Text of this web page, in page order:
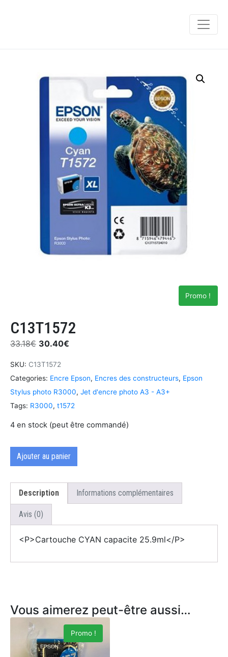
Promo !
C13T1572
33.18€ 30.40€
SKU: C13T1572
Categories: Encre Epson, Encres des constructeurs, Epson
Stylus photo R3000, Jet d'encre photo A3 - A3+
Tags: R3000, t1572
4 en stock (peut être commandé)
Ajouter au panier
Description Informations complémentaires
Avis (0)
<P>Cartouche CYAN capacite 25.9ml</P>
Vous aimerez peut-être aussi…
Promo !